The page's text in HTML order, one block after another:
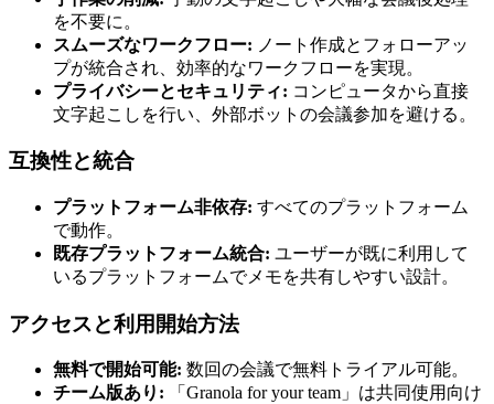
を不要に。
スムーズなワークフロー: ノート作成とフォローアッ
プが統合され、効率的なワークフローを実現。
プライバシーとセキュリティ: コンピュータから直接
文字起こしを行い、外部ボットの会議参加を避ける。
互換性と統合
プラットフォーム非依存: すべてのプラットフォーム
で動作。
既存プラットフォーム統合: ユーザーが既に利用して
いるプラットフォームでメモを共有しやすい設計。
アクセスと利用開始方法
無料で開始可能: 数回の会議で無料トライアル可能。
チーム版あり: 「Granola for your team」は共同使用向け